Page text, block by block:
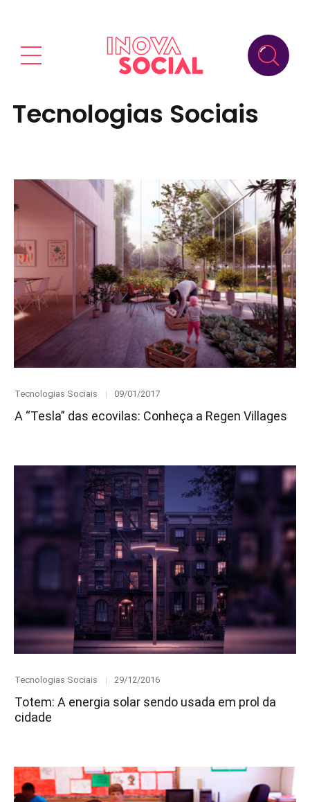
Tecnologias Sociais
Category
Tecnologias Sociais
Posted
09/01/2017
A “Tesla” das ecovilas: Conheça a Regen Villages
Category
Tecnologias Sociais
Posted
29/12/2016
Totem: A energia solar sendo usada em prol da
cidade